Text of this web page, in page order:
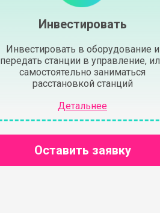
Инвестировать
Инвестировать в оборудование и
передать станции в управление,
самостоятельно заниматься
расстановкой станций
Детальнее
Оставить заявку